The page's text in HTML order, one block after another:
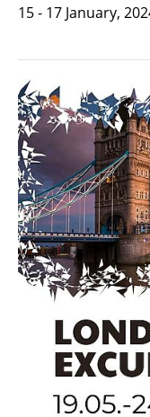
15 - 17 January,